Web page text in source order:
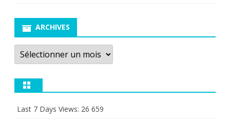
ARCHIVES
Archives
Last 7 Days Views: 26 659